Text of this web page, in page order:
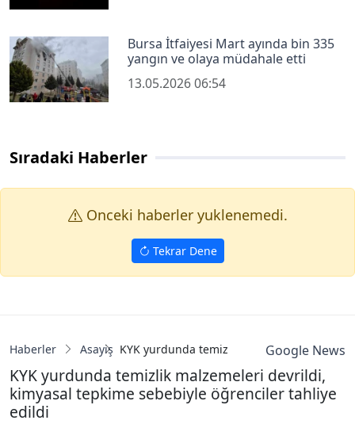
Bursa İtfaiyesi Mart ayında bin 335
yangın ve olaya müdahale etti
13.05.2026 06:54
Sıradaki Haberler
Onceki haberler yuklenemedi.
Tekrar Dene
Haberler Asayiş KYK yurdunda temizlik malzemeleri
Google News
KYK yurdunda temizlik malzemeleri devrildi,
kimyasal tepkime sebebiyle öğrenciler tahliye
edildi